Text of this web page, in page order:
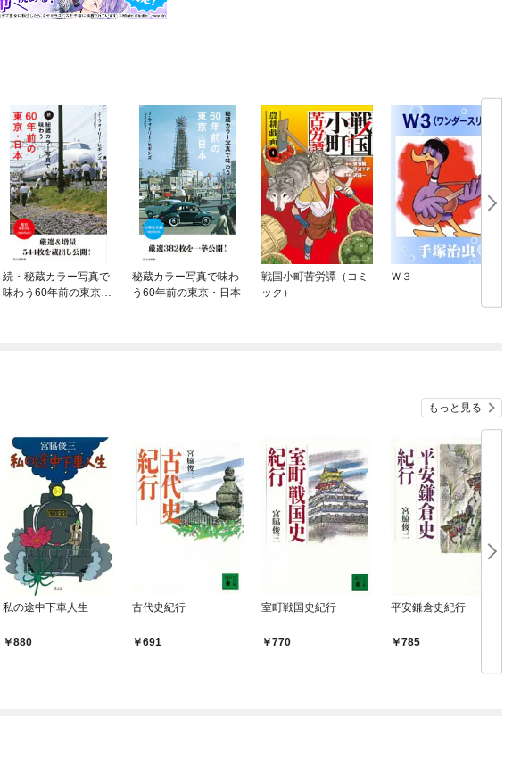
続・秘蔵カラー写真で
味わう60年前の東京・
秘蔵カラー写真で味わ
う60年前の東京・日本
戦国小町苦労譚（コミ
ック）
Ｗ３
もっと見る
私の途中下車人生
880
古代史紀行
691
室町戦国史紀行
770
平安鎌倉史紀行
785